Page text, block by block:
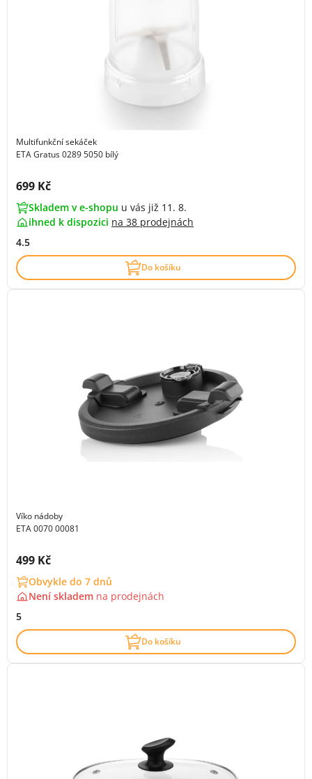
Multifunkční sekáček
ETA Gratus 0289 5050 bílý
Cena s DPH:
699 Kč
Skladem v e-shopu u vás již 11. 8.
ihned k dispozici na 38 prodejnách
4.5
Do košíku
Víko nádoby
ETA 0070 00081
Cena s DPH:
499 Kč
Obvykle do 7 dnů
Není skladem na prodejnách
5
Do košíku